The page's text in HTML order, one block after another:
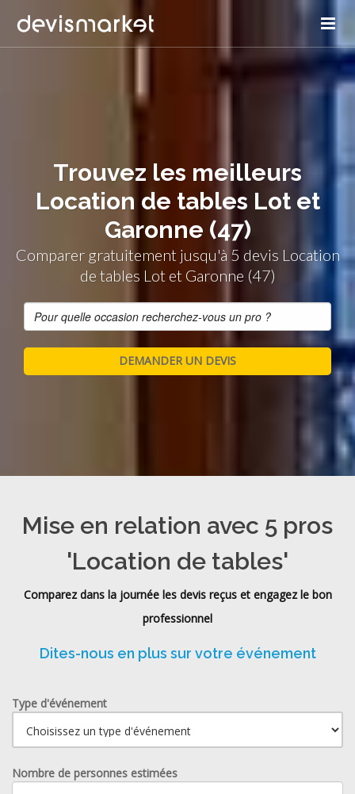
Trouvez les meilleurs
Location de tables Lot et
Garonne (47)
Comparer gratuitement jusqu'à 5 devis Location
de tables Lot et Garonne (47)
Mise en relation avec 5 pros
'Location de tables'
Comparez dans la journée les devis reçus et engagez le bon
professionnel
Dites-nous en plus sur votre événement
Type d'événement
Nombre de personnes estimées